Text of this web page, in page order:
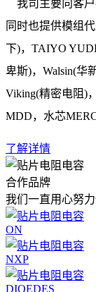
我司主要向客户
同时也提供模组
下)，TAIYO
卑斯)，Walsin(华
Viking(精密电阻)
MDD，水芯
了解详情
合作品牌
我们一直用心努
ON
NXP
DIOEDES